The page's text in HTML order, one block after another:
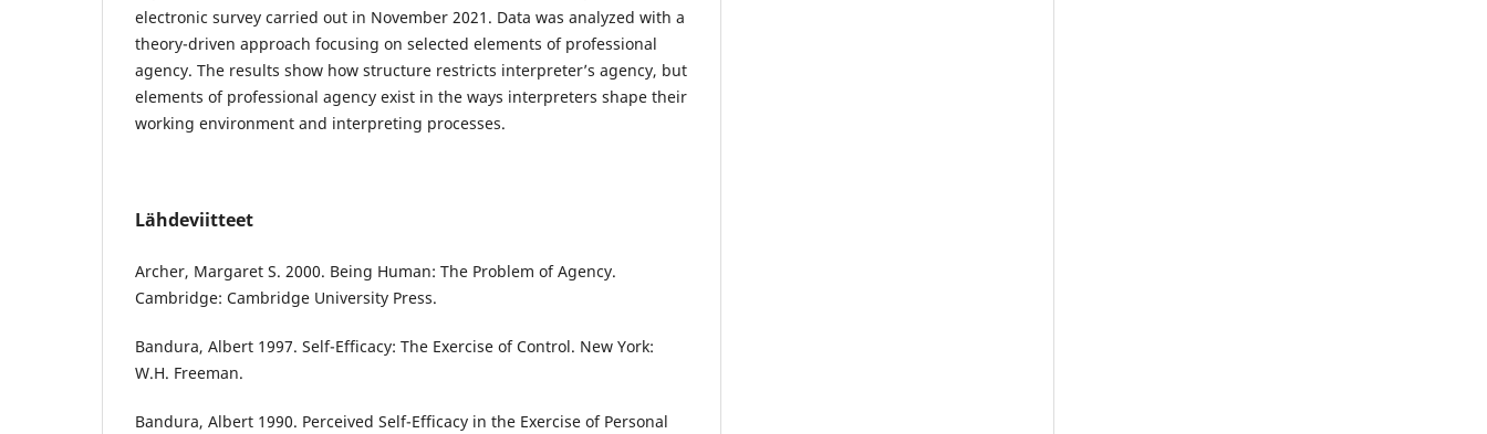
electronic survey carried out in November 2021. Data was analyzed with a
theory-driven approach focusing on selected elements of professional
agency. The results show how structure restricts interpreter’s agency, but
elements of professional agency exist in the ways interpreters shape their
working environment and interpreting processes.
Lähdeviitteet
Archer, Margaret S. 2000. Being Human: The Problem of Agency.
Cambridge: Cambridge University Press.
Bandura, Albert 1997. Self-Efficacy: The Exercise of Control. New York:
W.H. Freeman.
Bandura, Albert 1990. Perceived Self-Efficacy in the Exercise of Personal